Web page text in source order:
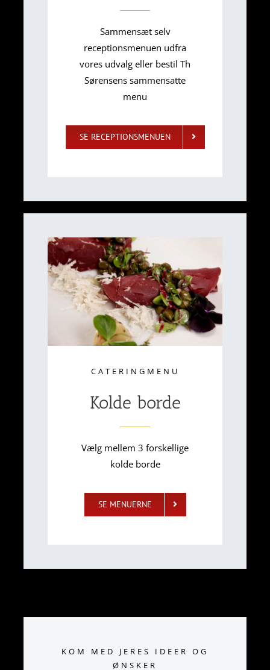
Sammensæt selv
receptionsmenuen udfra
vores udvalg eller bestil Th
Sørensens sammensatte
menu
SE RECEPTIONSMENUEN
CATERINGMENU
Kolde borde
Vælg mellem 3 forskellige
kolde borde
SE MENUERNE
KOM MED JERES IDEER OG
ØNSKER